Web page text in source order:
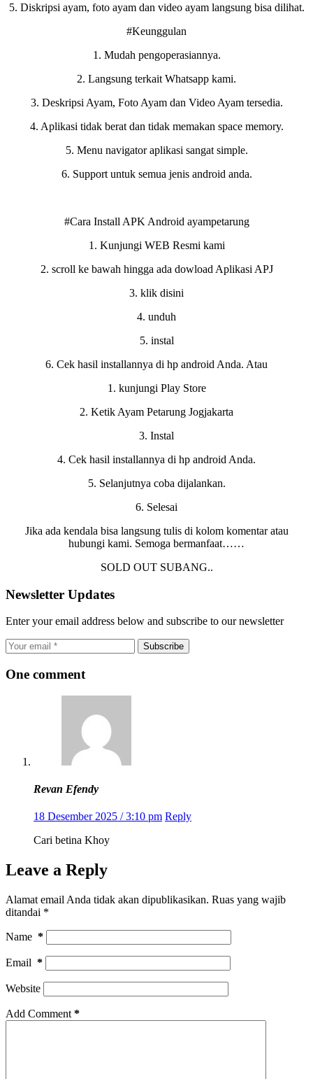
5. Diskripsi ayam, foto ayam dan video ayam langsung bisa dilihat.
#Keunggulan
1. Mudah pengoperasiannya.
2. Langsung terkait Whatsapp kami.
3. Deskripsi Ayam, Foto Ayam dan Video Ayam tersedia.
4. Aplikasi tidak berat dan tidak memakan space memory.
5. Menu navigator aplikasi sangat simple.
6. Support untuk semua jenis android anda.
#Cara Install APK Android ayampetarung
1. Kunjungi WEB Resmi kami
2. scroll ke bawah hingga ada dowload Aplikasi APJ
3. klik disini
4. unduh
5. instal
6. Cek hasil installannya di hp android Anda. Atau
1. kunjungi Play Store
2. Ketik Ayam Petarung Jogjakarta
3. Instal
4. Cek hasil installannya di hp android Anda.
5. Selanjutnya coba dijalankan.
6. Selesai
Jika ada kendala bisa langsung tulis di kolom komentar atau
hubungi kami. Semoga bermanfaat……
SOLD OUT SUBANG..
Newsletter Updates
Enter your email address below and subscribe to our newsletter
Subscribe
One comment
Revan Efendy
18 Desember 2025 / 3:10 pm Reply
Cari betina Khoy
Leave a Reply
Alamat email Anda tidak akan dipublikasikan. Ruas yang wajib
ditandai *
Name *
Email *
Website
Add Comment *